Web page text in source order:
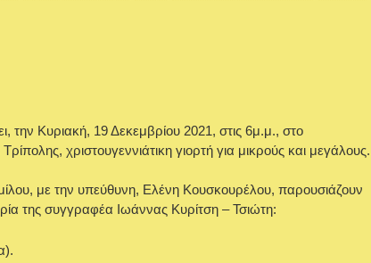
την Κυριακή, 19 Δεκεμβρίου 2021, στις 6μ.μ., στο
χριστουγεννιάτικη γιορτή για μικρούς και μεγάλους.
με την υπεύθυνη, Ελένη Κουσκουρέλου, παρουσιάζουν
της συγγραφέα Ιωάννας Κυρίτση – Τσιώτη: